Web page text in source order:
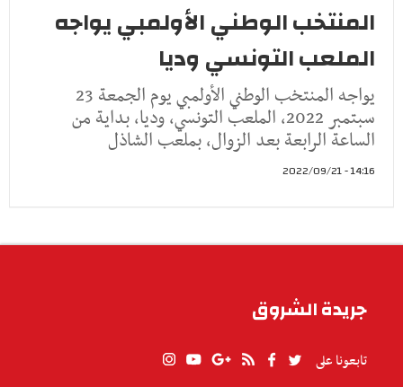
المنتخب الوطني الأولمبي يواجه
الملعب التونسي وديا
يواجه المنتخب الوطني الأولمبي يوم الجمعة 23
سبتمبر 2022، الملعب التونسي، وديا، بداية من
الساعة الرابعة بعد الزوال، بملعب الشاذل
14:16 - 2022/09/21
جريدة الشروق
تابعونا على